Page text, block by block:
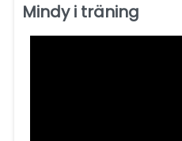
Mindy i träning